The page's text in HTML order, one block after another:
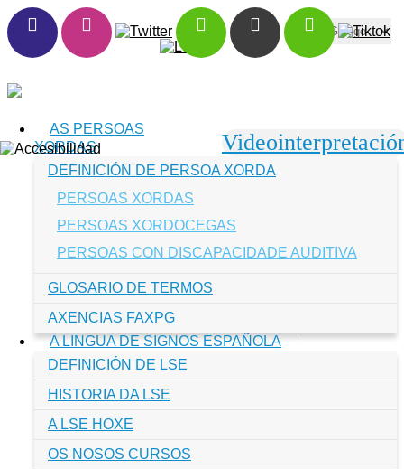
AS PERSOAS
XORDAS
DEFINICIÓN DE PERSOA XORDA
PERSOAS XORDAS
PERSOAS XORDOCEGAS
PERSOAS CON DISCAPACIDADE AUDITIVA
GLOSARIO DE TERMOS
AXENCIAS FAXPG
A LINGUA DE SIGNOS ESPAÑOLA
DEFINICIÓN DE LSE
HISTORIA DA LSE
A LSE HOXE
OS NOSOS CURSOS